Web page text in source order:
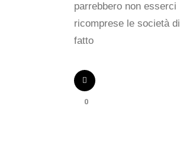
parrebbero non esserci
ricomprese le società di
fatto
0